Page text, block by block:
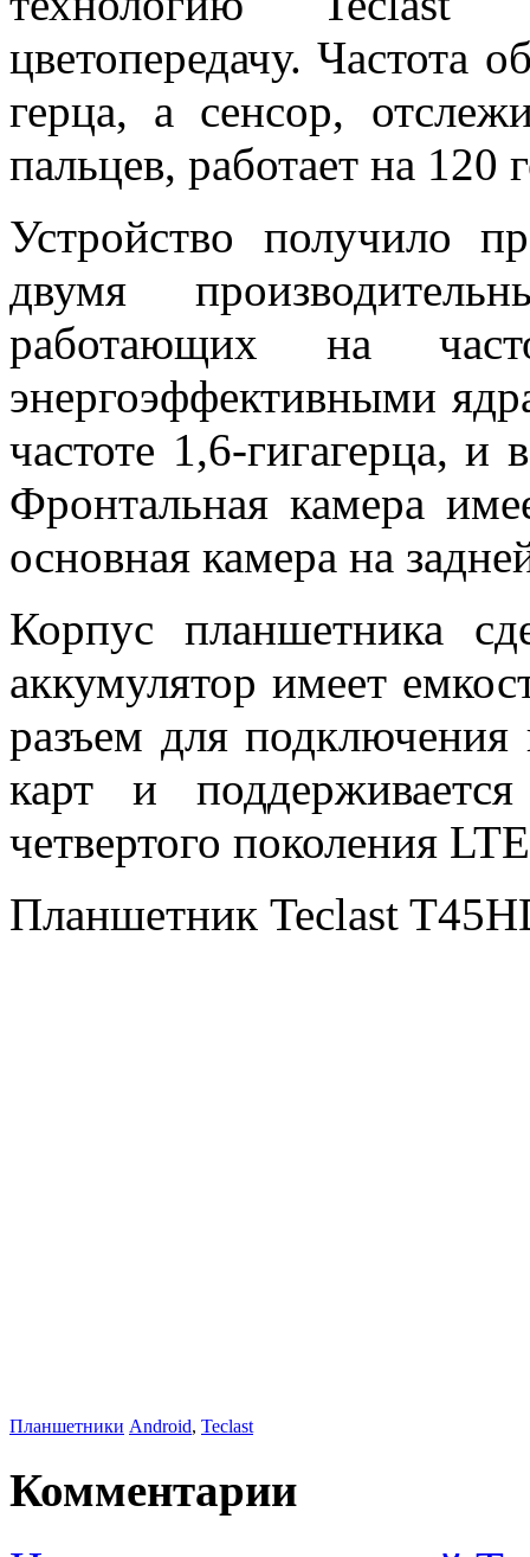
цветопередачу. Частота
герца, а сенсор,
пальцев, работает на 120
Устройство получило
двумя
работающих на
энергоэффективными
частоте 1,6-гигагерца,
Фронтальная камера
основная камера на
Корпус планшетника
аккумулятор имеет
разъем для
карт и
четвертого поколения
Планшетник Teclast
Планшетники Android, Teclast
Комментарии